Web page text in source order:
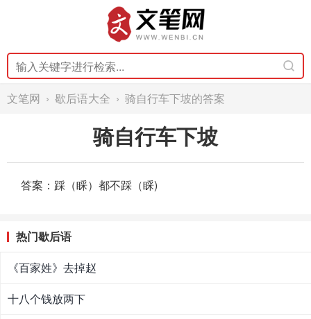
文笔网 › 歇后语大全 › 骑自行车下坡的答案
骑自行车下坡
答案：踩（睬）都不踩（睬)
热门歇后语
《百家姓》去掉赵
十八个钱放两下